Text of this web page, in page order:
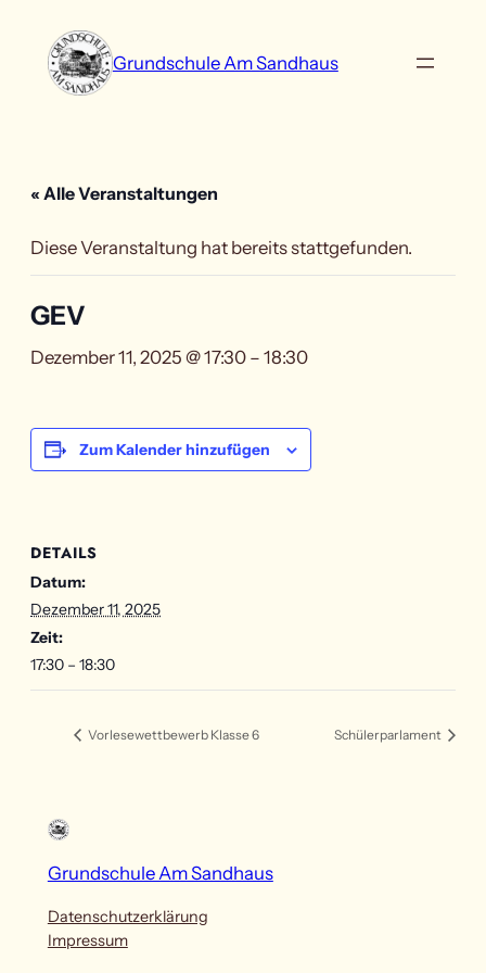
Grundschule Am Sandhaus
« Alle Veranstaltungen
Diese Veranstaltung hat bereits stattgefunden.
GEV
Dezember 11, 2025 @ 17:30 – 18:30
Zum Kalender hinzufügen
DETAILS
Datum:
Dezember 11, 2025
Zeit:
17:30 – 18:30
Vorlesewettbewerb Klasse 6 Schülerparlament
Grundschule Am Sandhaus
Datenschutzerklärung
Impressum